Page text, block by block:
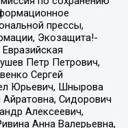
прессы,
Экозащита!-
Петр Петрович,
Сергей
Юрьевич, Шнырова
Сидорович
Алексеевич,
Анна Валерьевна,